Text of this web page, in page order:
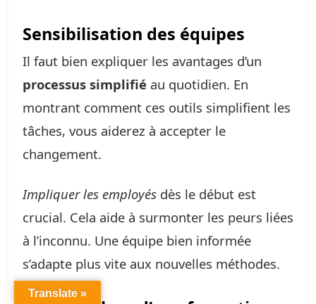
Sensibilisation des équipes
Il faut bien expliquer les avantages d’un
processus simplifié au quotidien. En
montrant comment ces outils simplifient les
tâches, vous aiderez à accepter le
changement.
Impliquer les employés dès le début est
crucial. Cela aide à surmonter les peurs liées
à l’inconnu. Une équipe bien informée
s’adapte plus vite aux nouvelles méthodes.
Translate »